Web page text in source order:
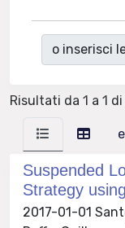
o inserisci
Risultati da 1 a 1 di
Suspended
Strategy
2017-01-01